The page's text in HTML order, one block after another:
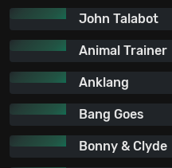
John Talabot
Animal Trainer
Anklang
Bang Goes
Bonny & Clyde